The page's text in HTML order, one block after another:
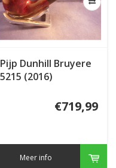
Pijp Dunhill Bruyere
5215 (2016)
€719,99
Meer info